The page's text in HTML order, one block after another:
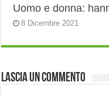
Uomo e donna:
8 Dicembre 2021
Lascia un commento